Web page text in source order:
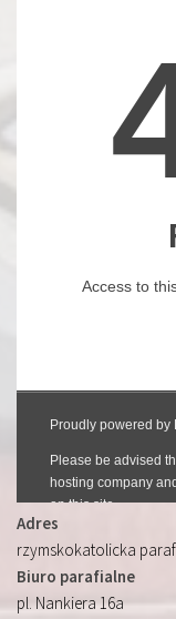
Adres
rzymskokatolicka
Biuro parafialne
pl. Nankiera 16a